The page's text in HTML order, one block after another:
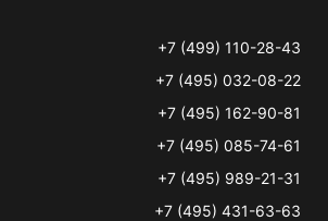
+7 (499) 110-28-43
+7 (495) 032-08-22
+7 (495) 162-90-81
+7 (495) 085-74-61
+7 (495) 989-21-31
+7 (495) 431-63-63